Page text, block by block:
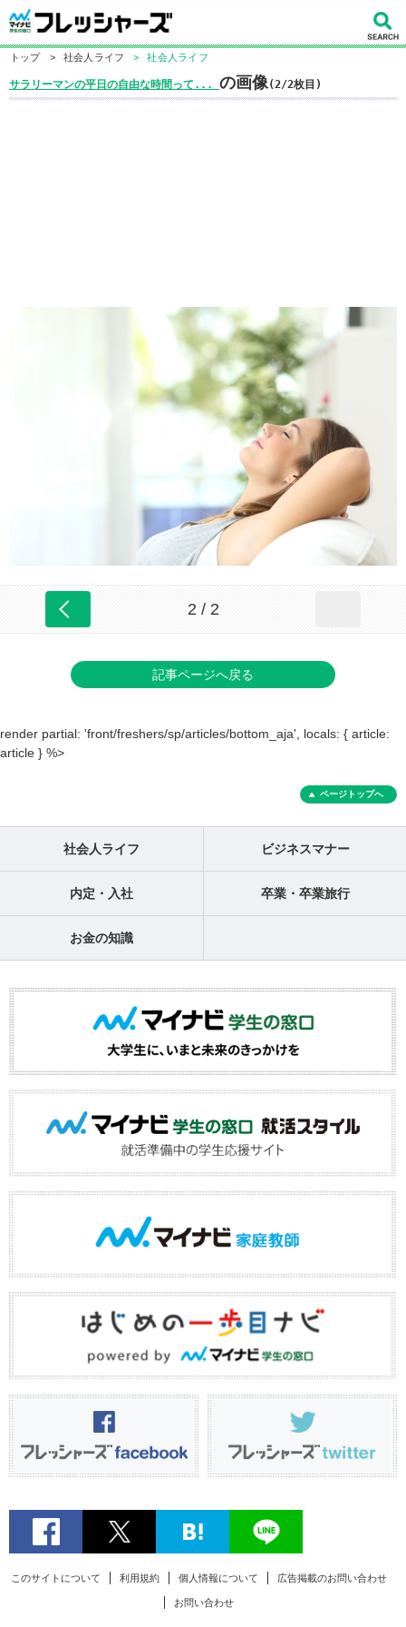
トップ > 社会人ライフ > 社会人ライフ
サラリーマンの平日の自由な時間って... の画像(2/2枚目)
2 / 2
記事ページへ戻る
render partial: 'front/freshers/sp/articles/bottom_aja', locals: { article:
article } %>
ページトップへ
社会人ライフ ビジネスマナー
内定・入社 卒業・卒業旅行
お金の知識
このサイトについて 利用規約 個人情報について 広告掲載のお問い合わせ
お問い合わせ